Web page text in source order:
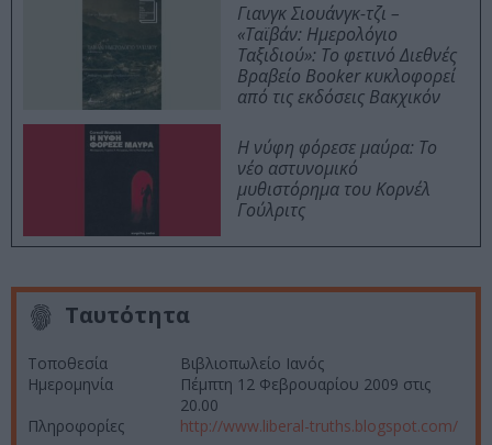
Γιανγκ Σιουάνγκ-τζι –
«Ταϊβάν: Ημερολόγιο
Ταξιδιού»: Το φετινό Διεθνές
Βραβείο Booker κυκλοφορεί
από τις εκδόσεις Βακχικόν
Η νύφη φόρεσε μαύρα: Το
νέο αστυνομικό
μυθιστόρημα του Κορνέλ
Γούλριτς
Ταυτότητα
Τοποθεσία
Βιβλιοπωλείο Ιανός
Ημερομηνία
Πέμπτη 12 Φεβρουαρίου 2009 στις
20.00
Πληροφορίες
http://www.liberal-truths.blogspot.com/